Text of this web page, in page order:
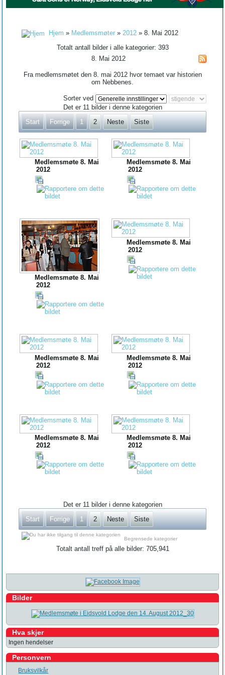
Hjem » Medlemsmøter» 2012» 8. Mai 2012
Totalt antall bilder i alle kategorier: 393
8. Mai 2012
Fra medlemsmøtet den 8. mai 2012 hvor temaet var historien
om Nebbenes.
Sorter ved
Det er 11 bilder i denne kategorien
Start
Forrige 1 2 Neste Siste
Medlemsmøte 8. Mai
2012
Medlemsmøte 8. Mai
2012
Medlemsmøte 8. Mai
2012
Medlemsmøte 8. Mai
2012
Medlemsmøte 8. Mai
2012
Medlemsmøte 8. Mai
2012
Medlemsmøte 8. Mai
2012
Medlemsmøte 8. Mai
2012
Det er 11 bilder i denne kategorien
Start
Forrige 1 2 Neste Siste
Begrensede kategorier
Totalt antall treff på alle bilder: 705,941
Bilder
Hva skjer
Ingen hendelser
Personvern
Bruksvilkår